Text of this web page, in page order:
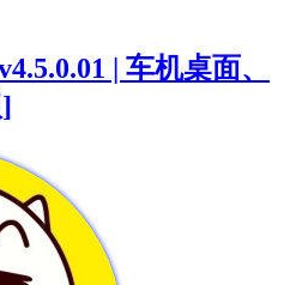
| 车机桌面、